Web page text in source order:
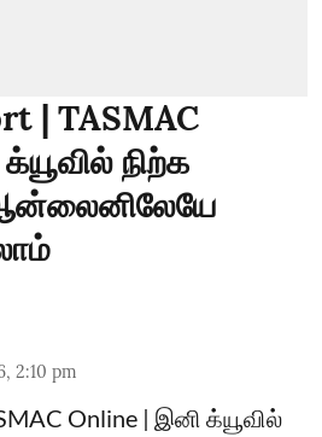
| TASMAC
நிற்க
2:10 pm
Online | இனி க்யூவில்